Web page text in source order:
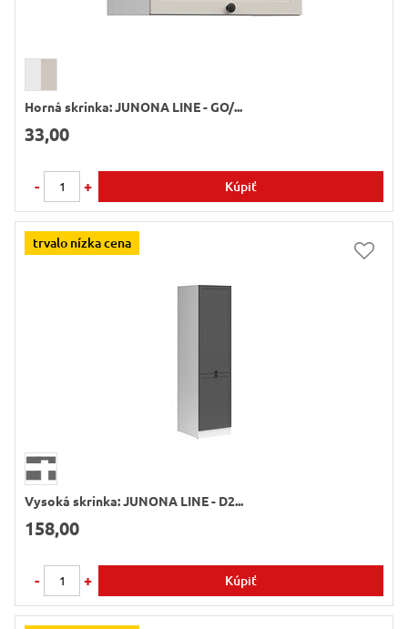
Horná skrinka: JUNONA LINE - GO/...
33,00
- + Kúpiť
trvalo nízka cena
Vysoká skrinka: JUNONA LINE - D2...
158,00
- + Kúpiť